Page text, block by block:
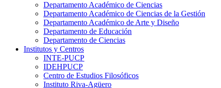
Departamento Académico de Ciencias
Departamento Académico de Ciencias de la Gestión
Departamento Académico de Arte y Diseño
Departamento de Educación
Departamento de Ciencias
Institutos y Centros
INTE-PUCP
IDEHPUCP
Centro de Estudios Filosóficos
Instituto Riva-Agüero